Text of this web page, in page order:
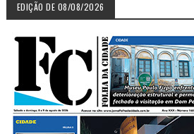
EDIÇÃO DE 08/08/2026